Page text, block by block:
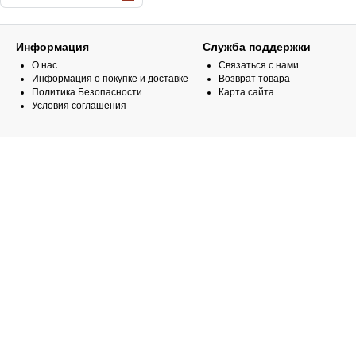
Информация
О нас
Информация о покупке и доставке
Политика Безопасности
Условия соглашения
Служба поддержки
Связаться с нами
Возврат товара
Карта сайта